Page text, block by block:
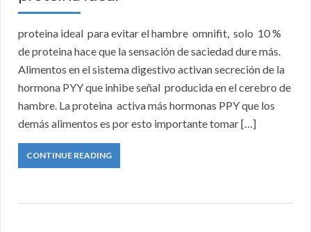
proteina ideal para evitar el hambre omnifit, solo 10 %
de proteina hace que la sensación de saciedad dure más.
Alimentos en el sistema digestivo activan secreción de la
hormona PYY que inhibe señal producida en el cerebro de
hambre. La proteina activa más hormonas PPY que los
demás alimentos es por esto importante tomar […]
CONTINUE READING